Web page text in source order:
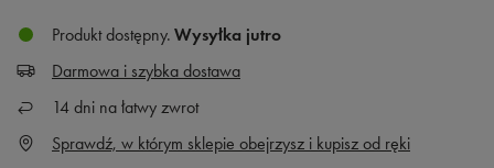
Produkt dostępny Wysyłka jutro
Darmowa i szybka dostawa
14 dni na łatwy zwrot
Sprawdź, w którym sklepie obejrzysz i kupisz od ręki